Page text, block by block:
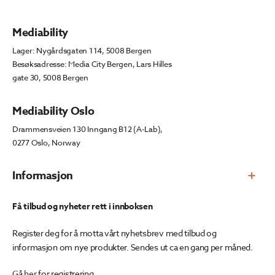
Informasjon
Mediability
Lager: Nygårdsgaten 114, 5008 Bergen
Besøksadresse: Media City Bergen, Lars Hilles
gate 30, 5008 Bergen
Mediability Oslo
Drammensveien 130 Inngang B12 (A-Lab),
0277 Oslo, Norway
Få tilbud og nyheter rett i innboksen
Register deg for å motta vårt nyhetsbrev med tilbud og
informasjon om nye produkter. Sendes ut ca en gang per måned.